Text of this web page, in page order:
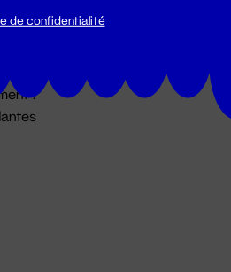
→ 18h
:
de confidentialité